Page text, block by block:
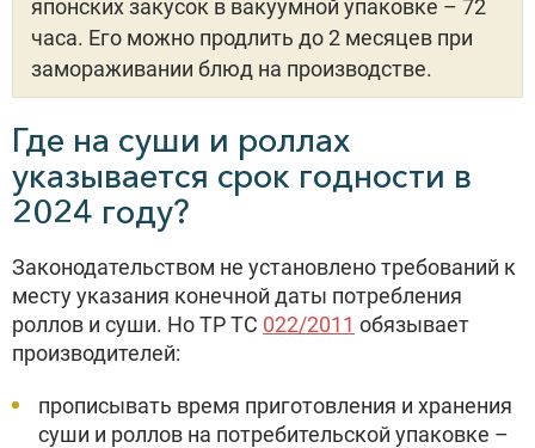
японских закусок в вакуумной упаковке – 72
часа. Его можно продлить до 2 месяцев при
замораживании блюд на производстве.
Где на суши и роллах
указывается срок годности в
2024 году?
Законодательством не установлено требований к
месту указания конечной даты потребления
роллов и суши. Но ТР ТС 022/2011 обязывает
производителей:
прописывать время приготовления и хранения
суши и роллов на потребительской упаковке –